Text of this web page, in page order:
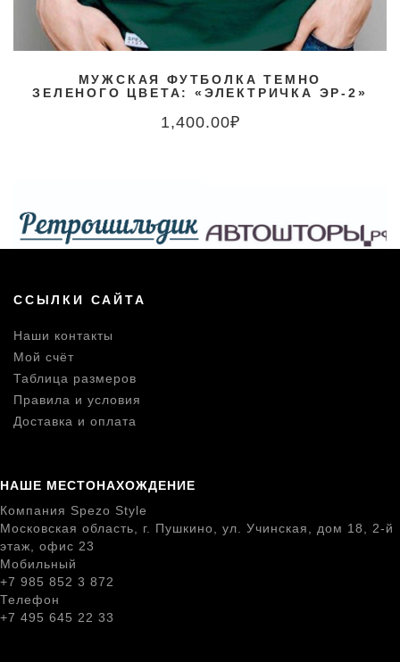
МУЖСКАЯ ФУТБОЛКА ТЕМНО
ЗЕЛЕНОГО ЦВЕТА: «ЭЛЕКТРИЧКА ЭР-2»
1,400.00₽
ССЫЛКИ САЙТА
Наши контакты
Мой счёт
Таблица размеров
Правила и условия
Доставка и оплата
НАШЕ МЕСТОНАХОЖДЕНИЕ
Компания Spezo Style
Московская область, г. Пушкино, ул. Учинская, дом 18, 2-й
этаж, офис 23
Мобильный
+7 985 852 3 872
Телефон
+7 495 645 22 33